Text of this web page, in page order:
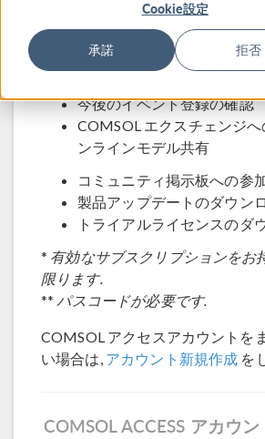
Cookie設定
承諾 拒否
連絡先とライセンス情報の編
今後のイベント登録の確認
COMSOL エクスチェンジ
ンラインモデル共有
コミュニティ掲示板への参
製品アップデートのダウン
トライアルライセンスのダ
* 有効なサブスクリプションをお
限ります.
** パスコードが必要です.
COMSOL アクセスアカウントを
い場合は, アカウント新規作成 を
COMSOL ACCESS アカウ